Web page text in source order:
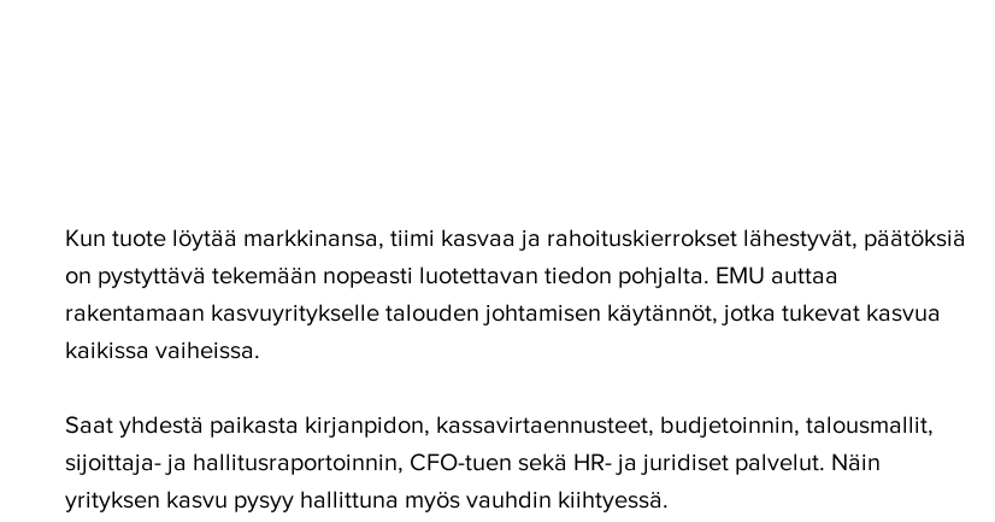
Kun tuote löytää markkinansa, tiimi kasvaa ja rahoituskierrokset lähestyvät, päätöksiä
on pystyttävä tekemään nopeasti luotettavan tiedon pohjalta. EMU auttaa
rakentamaan kasvuyritykselle talouden johtamisen käytännöt, jotka tukevat kasvua
kaikissa vaiheissa.
Saat yhdestä paikasta kirjanpidon, kassavirtaennusteet, budjetoinnin, talousmallit,
sijoittaja- ja hallitusraportoinnin, CFO-tuen sekä HR- ja juridiset palvelut. Näin
yrityksen kasvu pysyy hallittuna myös vauhdin kiihtyessä.